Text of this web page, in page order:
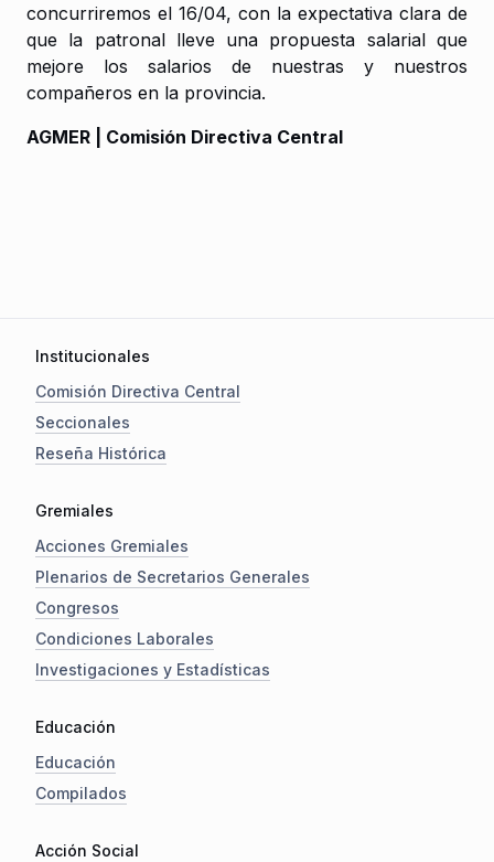
concurriremos el 16/04, con la expectativa clara de
que la patronal lleve una propuesta salarial que
mejore los salarios de nuestras y nuestros
compañeros en la provincia.
AGMER | Comisión Directiva Central
Institucionales
Comisión Directiva Central
Seccionales
Reseña Histórica
Gremiales
Acciones Gremiales
Plenarios de Secretarios Generales
Congresos
Condiciones Laborales
Investigaciones y Estadísticas
Educación
Educación
Compilados
Acción Social